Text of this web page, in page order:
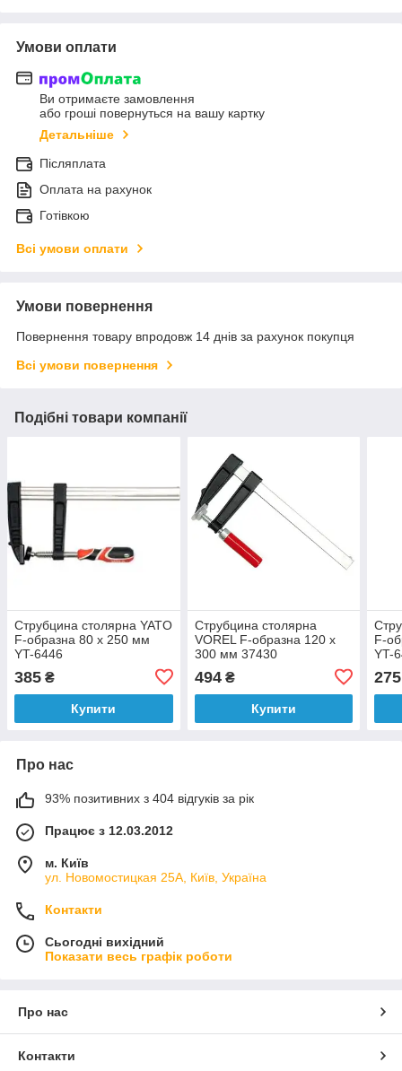
Умови оплати
Ви отримаєте замовлення
або гроші повернуться на вашу картку
Детальніше
Післяплата
Оплата на рахунок
Готівкою
Всі умови оплати
Умови повернення
Повернення товару впродовж 14 днів за рахунок покупця
Всі умови повернення
Подібні товари компанії
Струбцина столярна YATO
F-образна 80 x 250 мм
YT-6446
385 ₴
Купити
Струбцина столярна
VOREL F-образна 120 x
300 мм 37430
494₴
Купити
F-
YT-
275
Про нас
93% позитивних з 404 відгуків за рік
Працює з 12.03.2012
м. Київ
ул. Новомостицкая 25А, Київ, Україна
Контакти
Сьогодні вихідний
Показати весь графік роботи
Про нас
Контакти